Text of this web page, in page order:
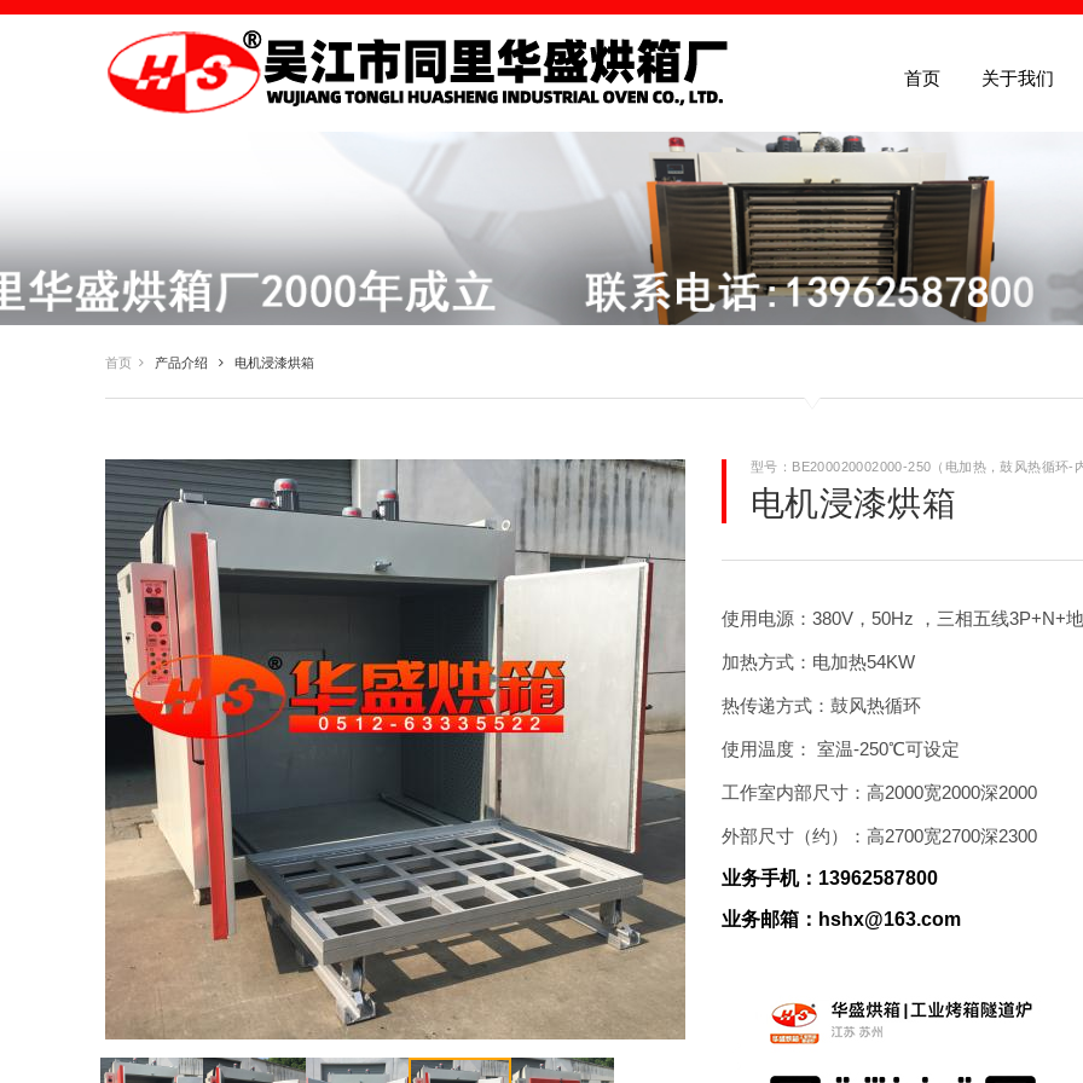
首页 关于我们
首页
新闻中心
联系我们
首页 产品介绍 电机浸漆烘箱
型号：BE200020002000-250（电加热，鼓风热循环
电机浸漆烘箱
使用电源：380V，50Hz ，三相五线3P+N+
加热方式：电加热54KW
热传递方式：鼓风热循环
使用温度： 室温-250℃可设定
工作室内部尺寸：高2000宽2000深2000
外部尺寸（约）：高2700宽2700深2300
业务手机：13962587800
业务邮箱：hshx@163.com